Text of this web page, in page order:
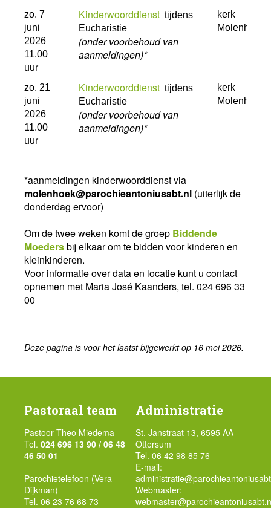
zo. 7
juni
2026
11.00
uur
Kinderwoorddienst tijdens
Eucharistie
(onder voorbehoud van
aanmeldingen)*
kerk
Molenhoek
zo. 21
juni
2026
11.00
uur
Kinderwoorddienst tijdens
Eucharistie
(onder voorbehoud van
aanmeldingen)*
kerk
Molenhoek
*aanmeldingen kinderwoorddienst via
molenhoek@parochieantoniusabt.nl (uiterlijk de
donderdag ervoor)
Om de twee weken komt de groep Biddende
Moedersbij elkaar om te bidden voor kinderen en
kleinkinderen.
Voor informatie over data en locatie kunt u contact
opnemen met Maria José Kaanders, tel. 024 696 33
00
Deze pagina is voor het laatst bijgewerkt op 16 mei 2026.
Pastoraal team
Pastoor Theo Miedema
Tel. 024 696 13 90 / 06 48
46 50 01
Parochietelefoon (Vera
Dijkman)
Tel. 06 23 76 68 73
Administratie
St. Janstraat 13, 6595 AA
Ottersum
Tel. 06 42 98 85 76
E-mail:
Webmaster: